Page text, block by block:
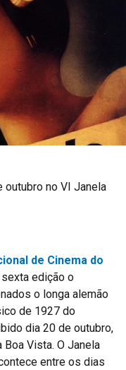
outubro no VI Janela
de Cinema do
edição o
o longa alemão
de 1927 do
dia 20 de outubro,
Boa Vista. O Janela
entre os dias